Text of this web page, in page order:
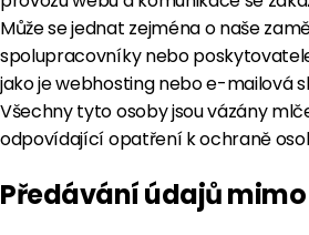
Může se jednat zejména o naše
spolupracovníky nebo
jako je webhosting nebo e-mailová
Všechny tyto osoby jsou vázány
odpovídající opatření k ochraně
Předávání údajů mimo